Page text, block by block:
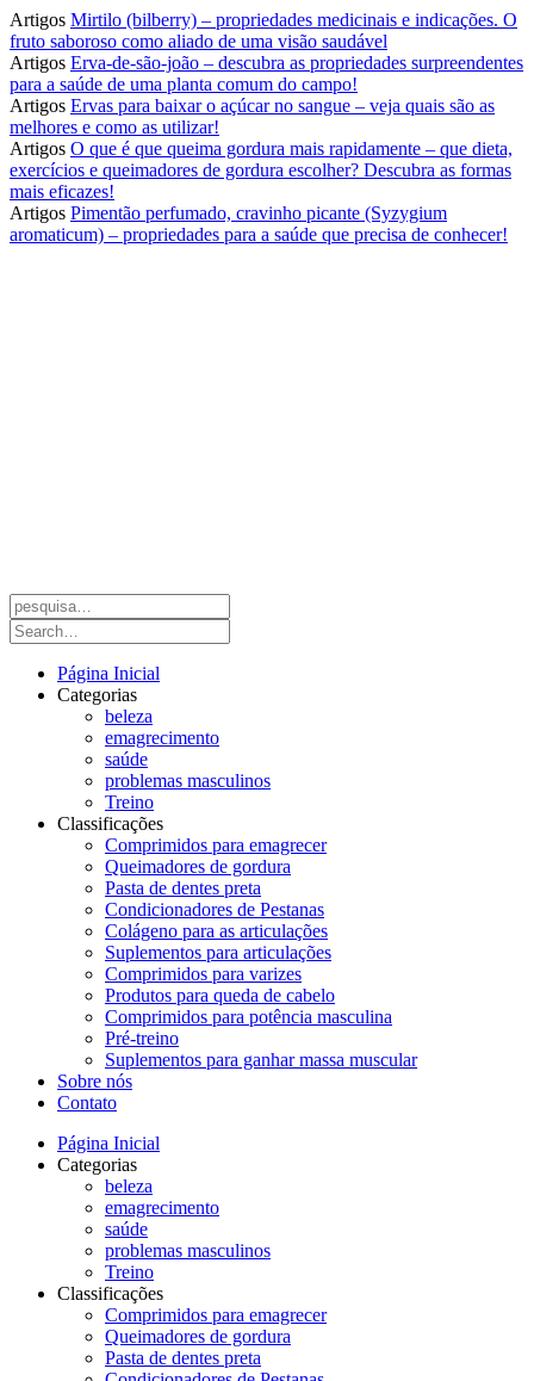
Artigos Mirtilo (bilberry) – propriedades medicinais e indicações. O
fruto saboroso como aliado de uma visão saudável
Artigos Erva-de-são-joão – descubra as propriedades surpreendentes
para a saúde de uma planta comum do campo!
Artigos Ervas para baixar o açúcar no sangue – veja quais são as
melhores e como as utilizar!
Artigos O que é que queima gordura mais rapidamente – que dieta,
exercícios e queimadores de gordura escolher? Descubra as formas
mais eficazes!
Artigos Pimentão perfumado, cravinho picante (Syzygium
aromaticum) – propriedades para a saúde que precisa de conhecer!
Página Inicial
Categorias
beleza
emagrecimento
saúde
problemas masculinos
Treino
Classificações
Comprimidos para emagrecer
Queimadores de gordura
Pasta de dentes preta
Condicionadores de Pestanas
Colágeno para as articulações
Suplementos para articulações
Comprimidos para varizes
Produtos para queda de cabelo
Comprimidos para potência masculina
Pré-treino
Suplementos para ganhar massa muscular
Sobre nós
Contato
Página Inicial
Categorias
beleza
emagrecimento
saúde
problemas masculinos
Treino
Classificações
Comprimidos para emagrecer
Queimadores de gordura
Pasta de dentes preta